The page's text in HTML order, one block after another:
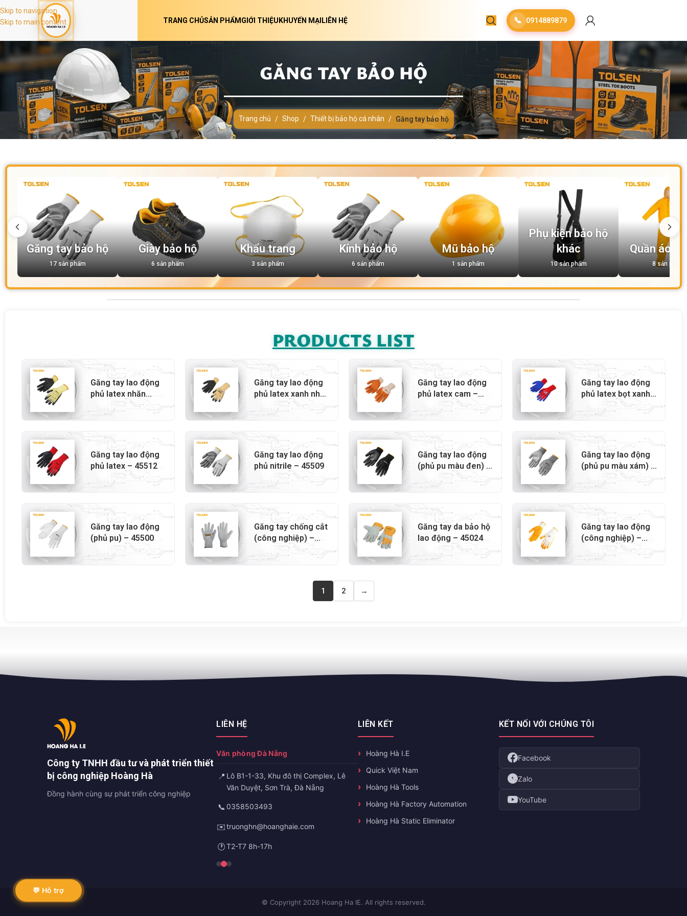
Skip to navigation
Skip to main content
TRANG CHỦSẢN PHẨMGIỚI THIỆUKHUYẾN MẠILIÊN HỆ 📞 0914889879
GĂNG TAY BẢO HỘ
Trang chủ / Shop / Thiết bị bảo hộ cá nhân / Găng tay bảo hộ
Găng tay bảo hộ
17 sản phẩm
Giày bảo hộ
6 sản phẩm
Khẩu trang
3 sản phẩm
Kính bảo hộ
6 sản phẩm
Mũ bảo hộ
1 sản phẩm
Phụ kiện bảo hộ
khác
10 sản phẩm
Quần áo
8 sản phẩm
PRODUCTS LIST
Găng tay lao động
phủ latex nhăn
xanh- 45311
Găng tay lao động
phủ latex xanh nhăn
– 45307
Găng tay lao động
phủ latex cam –
45304
Găng tay lao động
phủ latex bọt xanh
– 45301
Găng tay lao động
phủ latex – 45512
Găng tay lao động
phủ nitrile – 45509
Găng tay lao động
(phủ pu màu đen) –
45506
Găng tay lao động
(phủ pu màu xám) –
45503
Găng tay lao động
(phủ pu) – 45500
Găng tay chống cắt
(công nghiệp) –
Găng tay da bảo hộ
lao động – 45024
Găng tay lao động
(công nghiệp) –
1 2 →
💬 Hỗ trợ
Công ty TNHH đầu tư và phát triển thiết
bị công nghiệp Hoàng Hà
Đồng hành cùng sự phát triển công nghiệp
LIÊN HỆ
Văn phòng Đà Nẵng
📍 Lô B1-1-33, Khu đô thị Complex, Lê
Văn Duyệt, Sơn Trà, Đà Nẵng
📞 0358503493
✉️ truonghn@hoanghaie.com
🕐 T2-T7 8h-17h
LIÊN KẾT
Hoàng Hà I.E
Quick Việt Nam
Hoàng Hà Tools
Hoàng Hà Factory Automation
Hoàng Hà Static Eliminator
KẾT NỐI VỚI CHÚNG TÔI
Facebook
Zalo
YouTube
© Copyright 2026 Hoang Ha IE. All rights reserved.